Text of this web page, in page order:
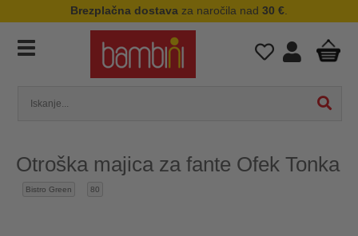
Brezplačna dostava za naročila nad 30 €
Otroška majica za fante Ofek Tonka
Bistro Green 80